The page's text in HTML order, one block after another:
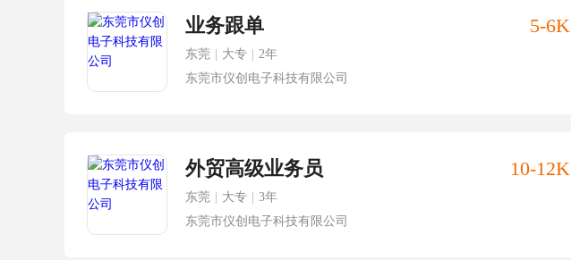
业务跟单 5-6K
东莞 大专
2年
东莞市仪创电子科技有限公司
外贸高级业务员 10-12K
东莞 大专
3年
东莞市仪创电子科技有限公司